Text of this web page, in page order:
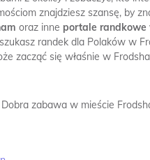
znajdziesz szansę, by
oraz inne portale randkowe
randek dla Polaków w
zacząć się właśnie w
Dobra zabawa w mieście